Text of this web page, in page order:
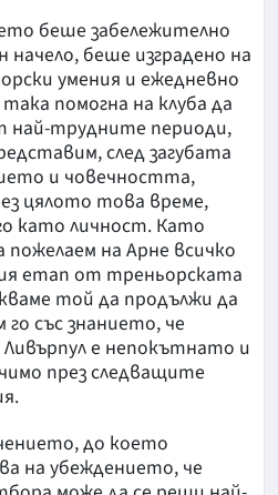
беше забележително
начело, беше изградено на
умения и ежедневно
помогна на клуба да
най-трудните периоди,
след загубата
и човечността,
цялото това време,
като личност. Като
на Арне всичко
етап от треньорската
той да продължи да
със знанието, че
е непокътнато и
през следващите
до което
на убеждението, че